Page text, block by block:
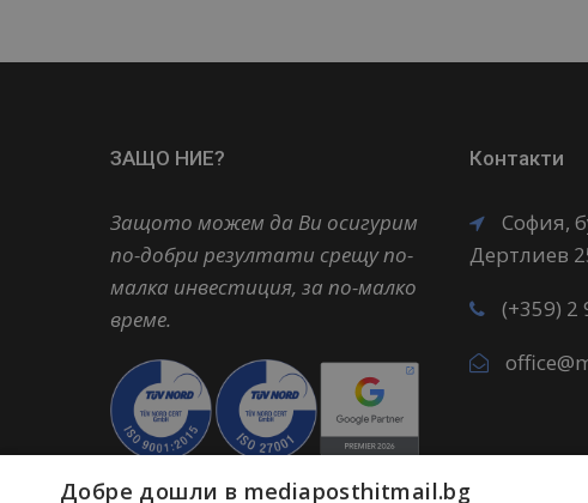
ЗАЩО НИЕ?
Защото можем да Ви осигурим
по-добри резултати срещу по-
малка инвестиция, за по-малко
време.
Контакти
София,
Дертлиев
(+359) 2
Добре дошли в mediaposthitmail.bg